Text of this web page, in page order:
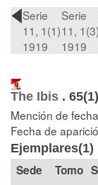
Serie
11, 1(1)
1919
Serie
11, 1(3)
1919
The Ibis . 65(1)
Mención de
Fecha de
Ejemplares(1)
Tomo